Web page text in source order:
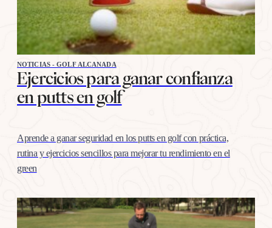
NOTICIAS - GOLF ALCANADA
Ejercicios para ganar confianza
en putts en golf
Aprende a ganar seguridad en los putts en golf con práctica,
rutina y ejercicios sencillos para mejorar tu rendimiento en el
green